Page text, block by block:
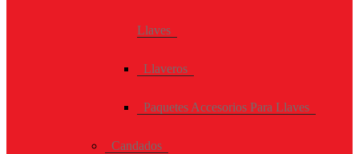
Llaves
Llaveros
Paquetes Accesorios Para Llaves
Candados